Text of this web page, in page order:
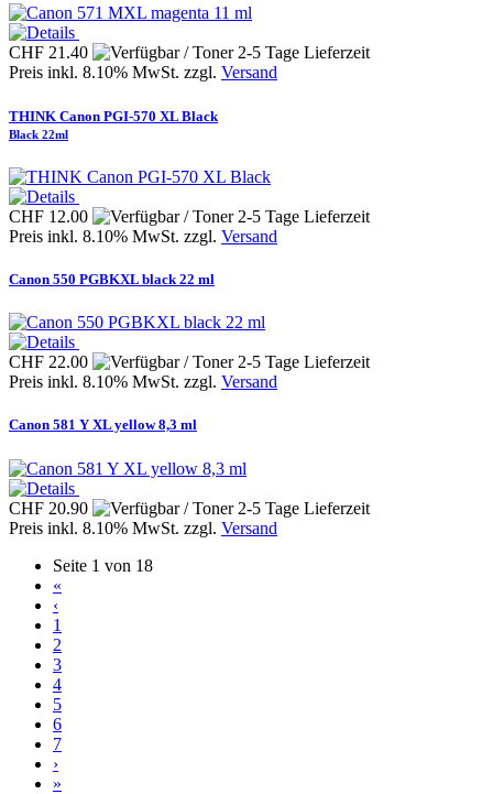
CHF 21.40
Preis inkl. 8.10% MwSt. zzgl. Versand
THINK Canon PGI-570 XL Black
Black 22ml
CHF 12.00
Preis inkl. 8.10% MwSt. zzgl. Versand
Canon 550 PGBKXL black 22 ml
CHF 22.00
Preis inkl. 8.10% MwSt. zzgl. Versand
Canon 581 Y XL yellow 8,3 ml
CHF 20.90
Preis inkl. 8.10% MwSt. zzgl. Versand
Seite 1 von 18
«
‹
1
2
3
4
5
6
7
›
»